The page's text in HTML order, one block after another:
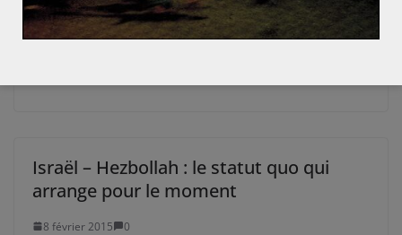
L’exploitation des ressources des ZEE –
le cas de la Polynésie française
Israël – Hezbollah : le statut quo qui
arrange pour le moment
8 février 2015 0